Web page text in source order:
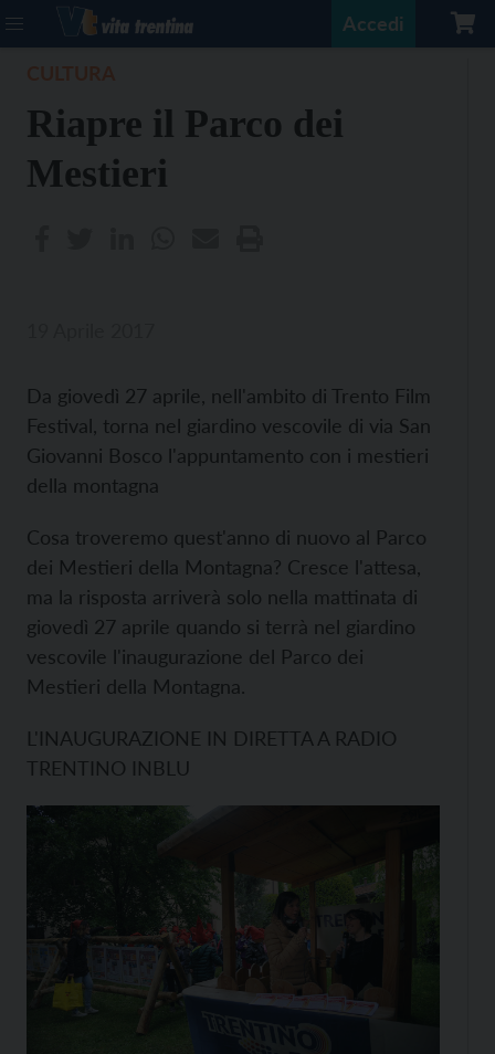
Accedi
Riapre il Parco dei
Mestieri
Da giovedì 27 aprile, nell'ambito di Trento Film
Festival, torna nel giardino vescovile di via San
Giovanni Bosco l'appuntamento con i mestieri
della montagna
Cosa troveremo quest'anno di nuovo al Parco
dei Mestieri della Montagna? Cresce l'attesa,
ma la risposta arriverà solo nella mattinata di
giovedì 27 aprile quando si terrà nel giardino
vescovile l'inaugurazione del Parco dei
Mestieri della Montagna.
L'INAUGURAZIONE IN DIRETTA A RADIO
TRENTINO INBLU